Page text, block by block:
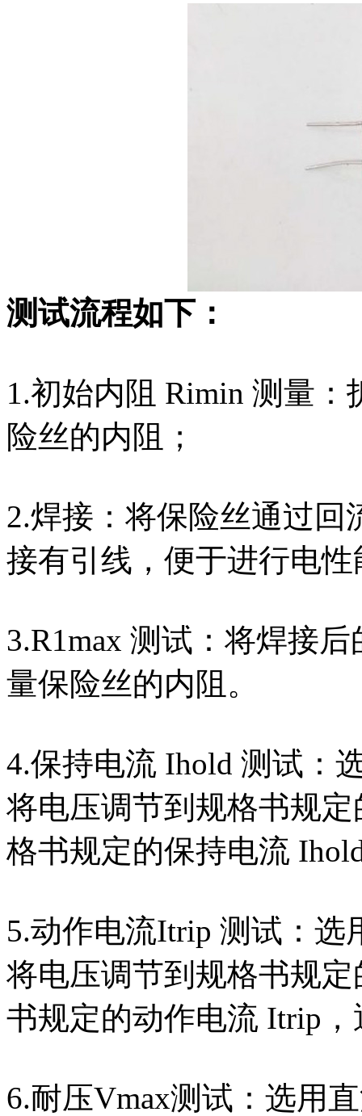
测试流程如下：
1.初始内阻 Rimin 测量
险丝的内阻；
2.焊接：将保险丝通过回
接有引线，便于进行电
3.R1max 测试：将焊接
量保险丝的内阻。
4.保持电流 Ihold 测试：
将电压调节到规格书规
格书规定的保持电流
5.动作电流Itrip 测试：选
将电压调节到规格书规
书规定的动作电流 Itrip，
6.耐压Vmax测试：选用